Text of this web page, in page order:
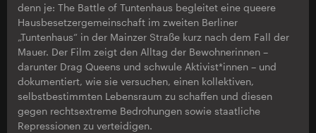
denn je: The Battle of Tuntenhaus begleitet eine queere
Hausbesetzergemeinschaft im zweiten Berliner
„Tuntenhaus“ in der Mainzer Straße kurz nach dem Fall der
Mauer. Der Film zeigt den Alltag der Bewohnerinnen –
darunter Drag Queens und schwule Aktivist*innen – und
dokumentiert, wie sie versuchen, einen kollektiven,
selbstbestimmten Lebensraum zu schaffen und diesen
gegen rechtsextreme Bedrohungen sowie staatliche
Repressionen zu verteidigen.